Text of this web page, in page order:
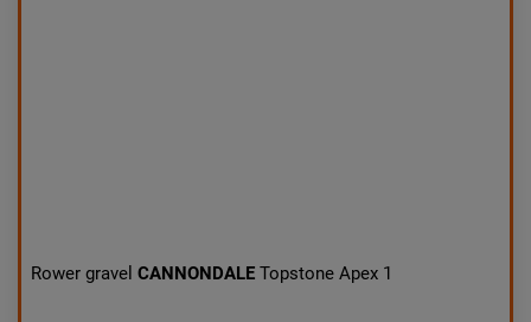
Rower gravel CANNONDALE Topstone Apex 1